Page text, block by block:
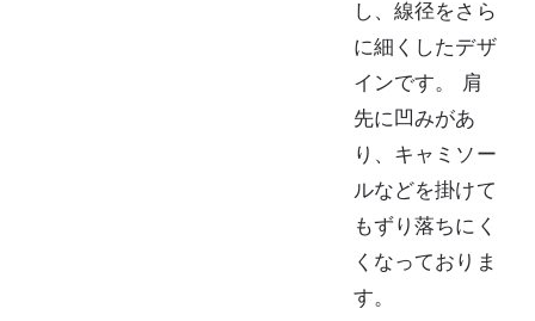
し、線径をさら
に細くしたデザ
インです。 肩
先に凹みがあ
り、キャミソー
ルなどを掛けて
もずり落ちにく
くなっておりま
す。